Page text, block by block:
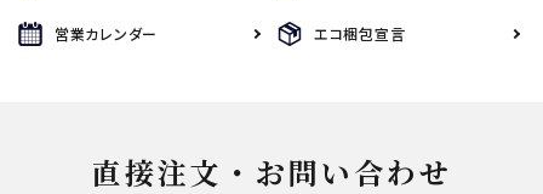
営業カレンダー エコ梱包宣言
直接注文・お問い合わせ